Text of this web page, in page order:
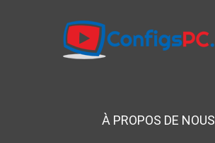
À PROPOS DE NOUS